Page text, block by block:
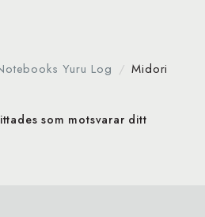
Yuru Log Midori
som motsvarar ditt